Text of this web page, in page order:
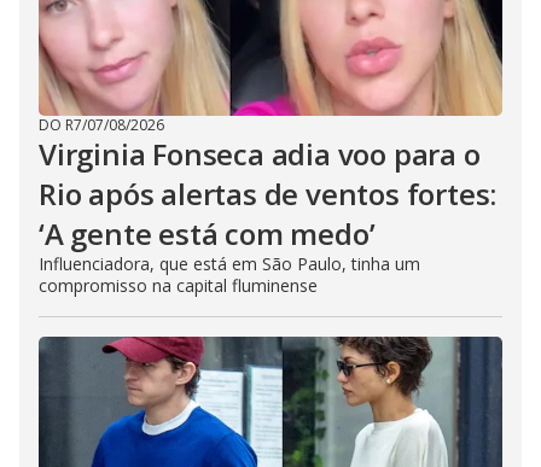
DO R7/07/08/2026
Virginia Fonseca adia voo para o
Rio após alertas de ventos fortes:
‘A gente está com medo’
Influenciadora, que está em São Paulo, tinha um
compromisso na capital fluminense